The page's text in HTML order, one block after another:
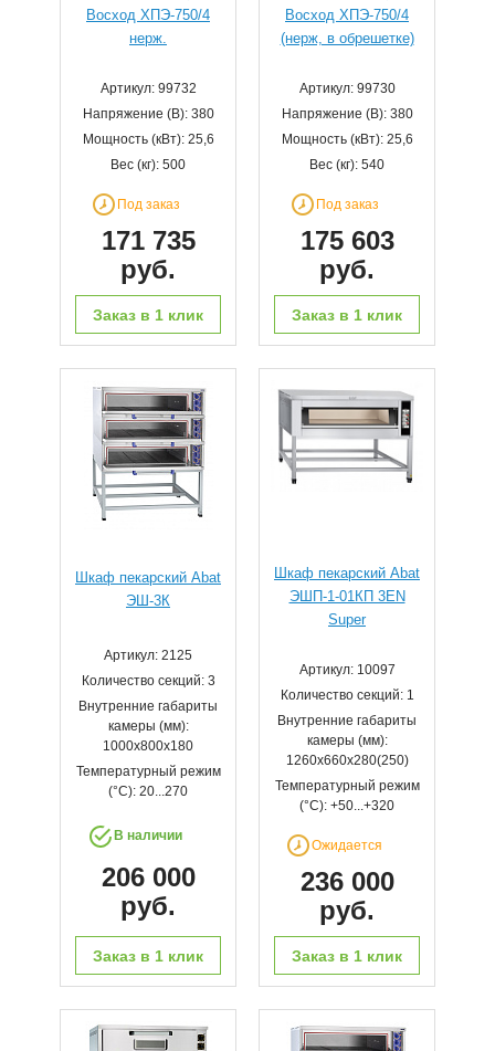
Восход ХПЭ-750/4
нерж.
Артикул: 99732
Напряжение (В): 380
Мощность (кВт): 25,6
Вес (кг): 500
Под заказ
171 735
руб.
Заказ в 1 клик
Восход ХПЭ-750/4
(нерж, в обрешетке)
Артикул: 99730
Напряжение (В): 380
Мощность (кВт): 25,6
Вес (кг): 540
Под заказ
175 603
руб.
Заказ в 1 клик
Шкаф пекарский Abat
ЭШ-3К
Артикул: 2125
Количество секций: 3
Внутренние габариты
камеры (мм):
1000x800x180
Температурный режим
(°С): 20...270
В наличии
206 000
руб.
Заказ в 1 клик
Шкаф пекарский Abat
ЭШП-1-01КП 3EN
Super
Артикул: 10097
Количество секций: 1
Внутренние габариты
камеры (мм):
1260x660x280(250)
Температурный режим
(°С): +50...+320
Ожидается
236 000
руб.
Заказ в 1 клик